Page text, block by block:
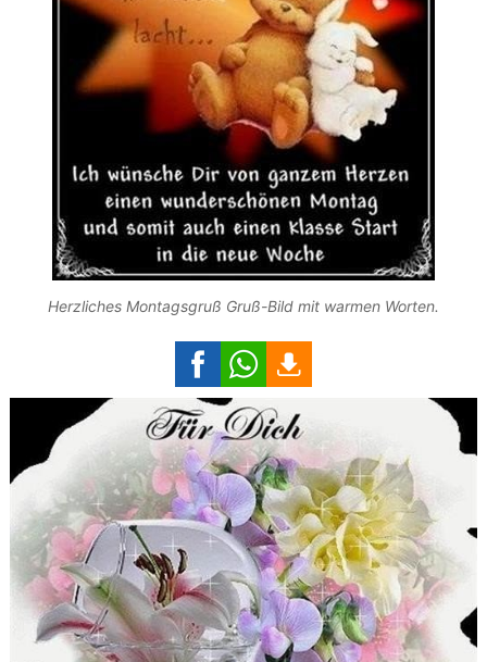
Herzliches Montagsgruß Gruß-Bild mit warmen Worten.